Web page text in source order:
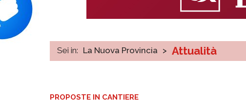
Sei in: La Nuova Provincia > Attualità
PROPOSTE IN CANTIERE